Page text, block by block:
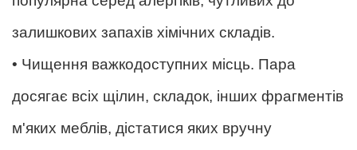
залишкових запахів хімічних складів.
• Чищення важкодоступних місць. Пара
досягає всіх щілин, складок, інших фрагментів
м'яких меблів, дістатися яких вручну